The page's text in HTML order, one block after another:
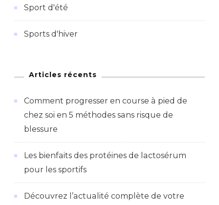
Sport d'été
Sports d'hiver
Articles récents
Comment progresser en course à pied de
chez soi en 5 méthodes sans risque de
blessure
Les bienfaits des protéines de lactosérum
pour les sportifs
Découvrez l’actualité complète de votre